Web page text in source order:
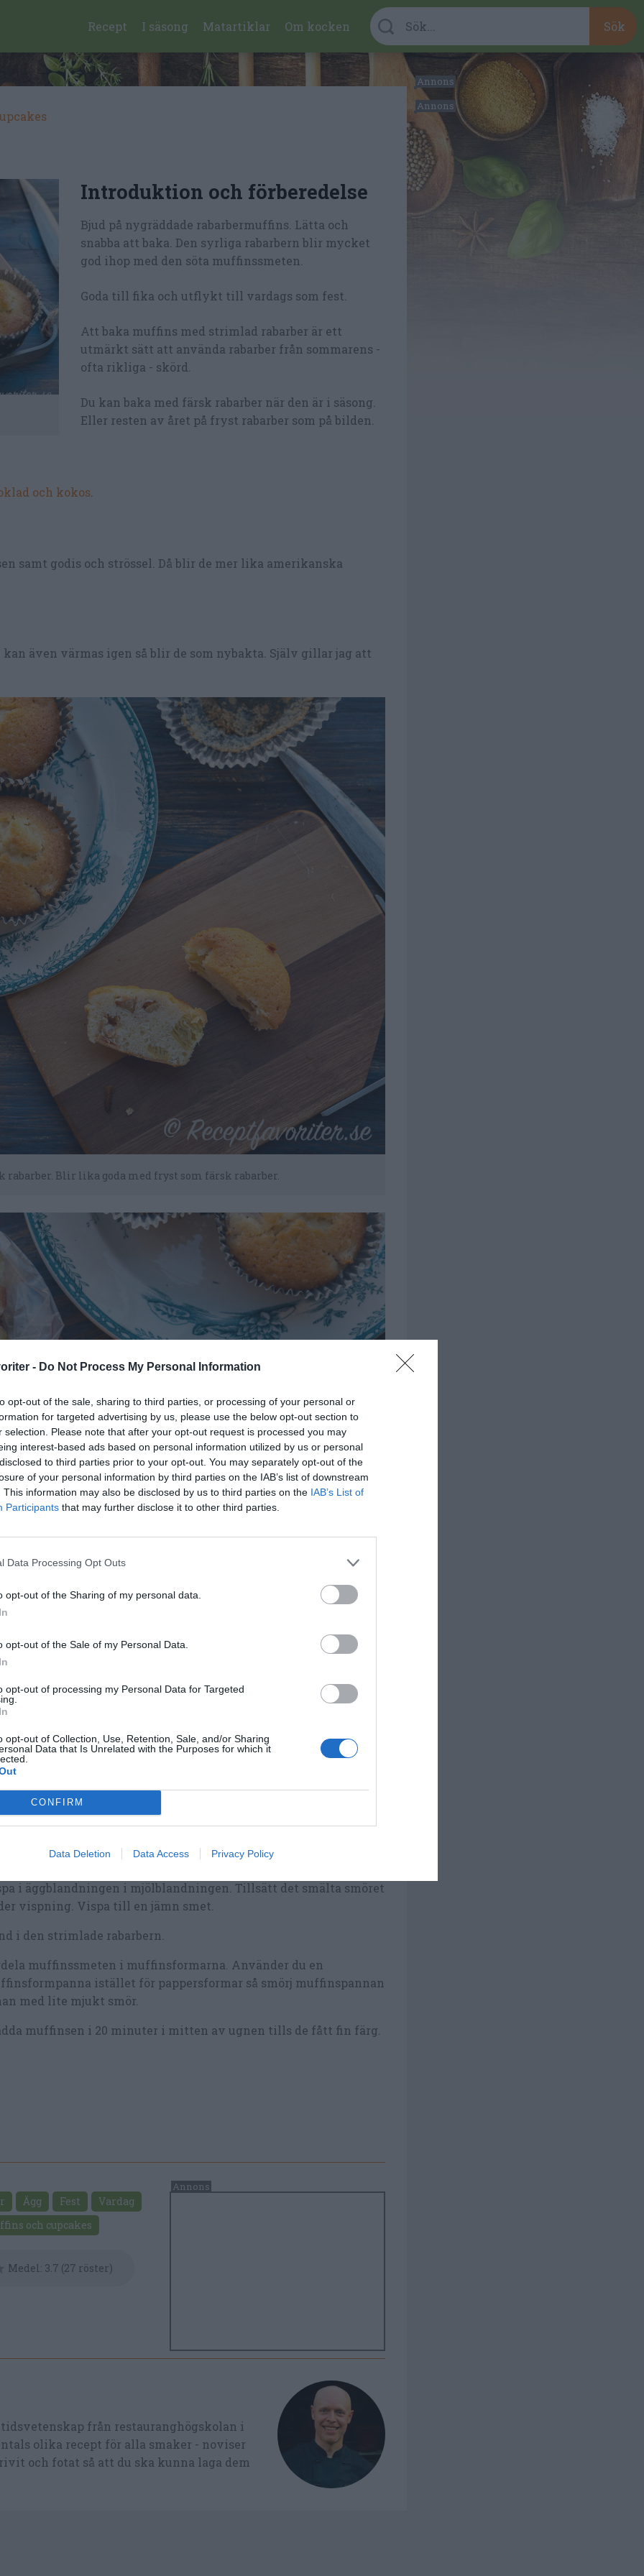
- Do Not Process My Personal Information
opt-out of the sale, sharing to third parties, or processing of your personal or
for targeted advertising by us, please use the below opt-out section to
selection. Please note that after your opt-out request is processed you may
interest-based ads based on personal information utilized by us or personal
to third parties prior to your opt-out. You may separately opt-out of the
of your personal information by third parties on the IAB’s list of downstream
This information may also be disclosed by us to third parties on the IAB’s List of
Participants that may further disclose it to other third parties.
Data Processing Opt Outs
opt-out of the Sharing of my personal data.
opt-out of the Sale of my Personal Data.
opt-out of processing my Personal Data for Targeted
opt-out of Collection, Use, Retention, Sale, and/or Sharing
Data that Is Unrelated with the Purposes for which it
CONFIRM
Data Deletion Data Access Privacy Policy
Recept I säsong Matartiklar Om kocken
Introduktion och förberedelse
Bjud på nygräddade rabarbermuffins. Lätta och
snabba att baka. Den syrliga rabarbern blir mycket
god ihop med den söta muffinssmeten.
Goda till fika och utflykt till vardags som fest.
Att baka muffins med strimlad rabarber är ett
utmärkt sätt att använda rabarber från sommarens -
ofta rikliga - skörd.
Du kan baka med färsk rabarber när den är i säsong.
Eller resten av året på fryst rabarber som på bilden.
och kokos
samt godis och strössel. Då blir de mer lika amerikanska
även värmas igen så blir de som nybakta. Själv gillar jag att
Blir lika goda med fryst som färsk rabarber.
utmärkt med färsk rabarber.
ugnen på 175 grader vanlig ugn.
ägg och socker i en bunke fluffigt några minuter.
smör i en kastrull.
vetemjöl, bakpulver och vaniljsocker i en bunke.
rabarber sköljer du först samt skalar bort lite av stammen om
Fryst rabarber kan du tina först och hälla bort vattnet.
i äggblandningen i mjölblandningen. Tillsätt det smälta smöret
vispning. Vispa till en jämn smet.
i den strimlade rabarbern.
muffinssmeten i muffinsformarna. Använder du en
istället för pappersformar så smörj muffinspannan
med lite mjukt smör.
muffinsen i 20 minuter i mitten av ugnen tills de fått fin färg.
Ägg Fest
Vardag
och cupcakes
Medel: 3.7 (27 röster)
från restauranghögskolan i
olika recept för alla smaker - noviser
och fotat så att du ska kunna laga dem